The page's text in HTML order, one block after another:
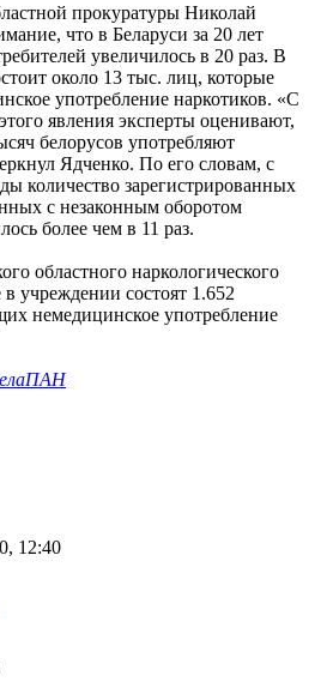
прокуратуры Николай
что в Беларуси за 20 лет
увеличилось в 20 раз. В
около 13 тыс. лиц, которые
употребление наркотиков. «С
явления эксперты оценивают,
белорусов употребляют
Ядченко. По его словам, с
количество зарегистрированных
с незаконным оборотом
более чем в 11 раз.
областного наркологического
в учреждении состоят 1.652
немедицинское употребление
12:40